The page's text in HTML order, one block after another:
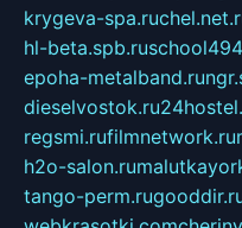
krygeva-spa.ru
hl-beta.spb.ru
epoha-metalband.ru
dieselvostok.ru
regsmi.rufilmnetwork.ru
h2o-salon.ru
tango-perm.ru